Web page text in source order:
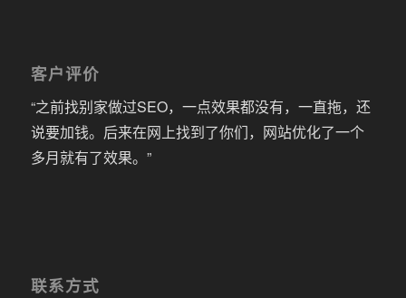
客户评价
“之前找别家做过SEO，一点效果都没有，一直拖，还
说要加钱。后来在网上找到了你们，网站优化了一个
多月就有了效果。”
联系方式